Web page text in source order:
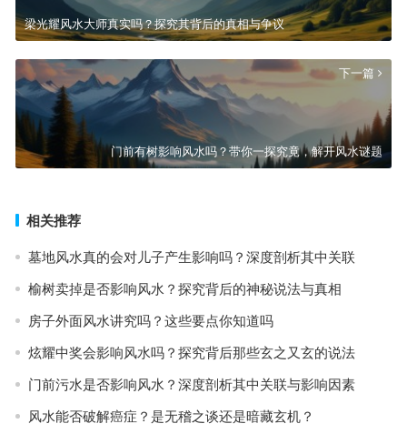
梁光耀风水大师真实吗？探究其背后的真相与争议
下一篇
门前有树影响风水吗？带你一探究竟，解开风水谜题
相关推荐
墓地风水真的会对儿子产生影响吗？深度剖析其中关联
榆树卖掉是否影响风水？探究背后的神秘说法与真相
房子外面风水讲究吗？这些要点你知道吗
炫耀中奖会影响风水吗？探究背后那些玄之又玄的说法
门前污水是否影响风水？深度剖析其中关联与影响因素
风水能否破解癌症？是无稽之谈还是暗藏玄机？